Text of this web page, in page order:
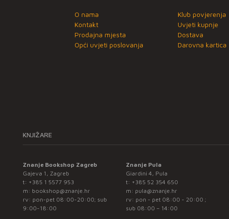
O nama
Kontakt
Prodajna mjesta
Opći uvjeti poslovanja
Klub povjerenja
Uvjeti kupnje
Dostava
Darovna kartica
KNJIŽARE
Znanje Bookshop Zagreb
Gajeva 1, Zagreb
t: +385 1 5577 953
m: bookshop@znanje.hr
rv: pon-pet 08:00-20:00; sub
9:00-18:00
Znanje Pula
Giardini 4, Pula
t: +385 52 354 650
m: pula@znanje.hr
rv: pon - pet 08:00 - 20:00 ;
sub 08:00 – 14:00